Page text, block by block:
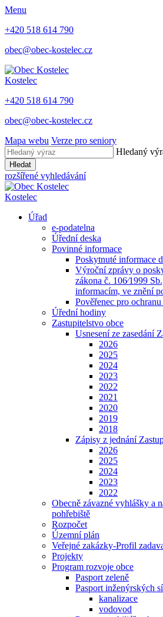
Menu
+420 518 614 790
obec@obec-kostelec.cz
Kostelec
+420 518 614 790
obec@obec-kostelec.cz
Mapa webu Verze pro seniory
Hledaný
Hledat
rozšířené vyhledávání
Kostelec
Úřad
e-podatelna
Úřední deska
Povinné informace
Poskytnuté informace
Výroční zprávy o
zákona č. 106⁄1999
informacím, ve znění
Pověřenec pro
Úřední hodiny
Zastupitelstvo obce
Usnesení ze zasedání
2026
2025
2024
2023
2022
2021
2020
2019
2018
Zápisy z jednání
2026
2025
2024
2023
2022
Obecně závazné vyhlášky a
pohřebiště
Rozpočet
Územní plán
Veřejné zakázky-Profil
Projekty
Program rozvoje obce
Pasport zeleně
Pasport inženýrských
kanalizace
vodovod